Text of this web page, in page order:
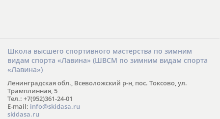
Школа высшего спортивного мастерства по зимним
видам спорта «Лавина» (ШВСМ по зимним видам спорта
«Лавина»)
Ленинградская обл., Всеволожский р-н, пос. Токсово, ул.
Трамплинная, 5
Тел.: +7(952)361-24-01
E-mail: info@skidasa.ru
skidasa.ru